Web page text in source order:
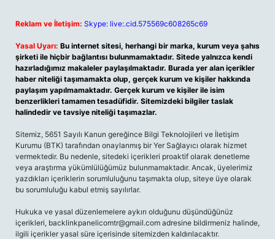
Reklam ve İletişim: Skype: live:.cid.575569c608265c69
Yasal Uyarı: Bu internet sitesi, herhangi bir marka, kurum veya şahıs
şirketi ile hiçbir bağlantısı bulunmamaktadır. Sitede yalnızca kendi
hazırladığımız makaleler paylaşılmaktadır. Burada yer alan içerikler
haber niteliği taşımamakta olup, gerçek kurum ve kişiler hakkında
paylaşım yapılmamaktadır. Gerçek kurum ve kişiler ile isim
benzerlikleri tamamen tesadüfidir. Sitemizdeki bilgiler taslak
halindedir ve tavsiye niteliği taşımazlar.
Sitemiz, 5651 Sayılı Kanun gereğince Bilgi Teknolojileri ve İletişim
Kurumu (BTK) tarafından onaylanmış bir Yer Sağlayıcı olarak hizmet
vermektedir. Bu nedenle, sitedeki içerikleri proaktif olarak denetleme
veya araştırma yükümlülüğümüz bulunmamaktadır. Ancak, üyelerimiz
yazdıkları içeriklerin sorumluluğunu taşımakta olup, siteye üye olarak
bu sorumluluğu kabul etmiş sayılırlar.
Hukuka ve yasal düzenlemelere aykırı olduğunu düşündüğünüz
içerikleri, backlinkpanelicomtr@gmail.com adresine bildirmeniz halinde,
ilgili içerikler yasal süre içerisinde sitemizden kaldırılacaktır.